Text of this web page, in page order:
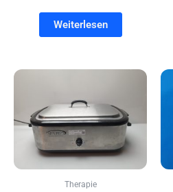
Weiterlesen
Therapie